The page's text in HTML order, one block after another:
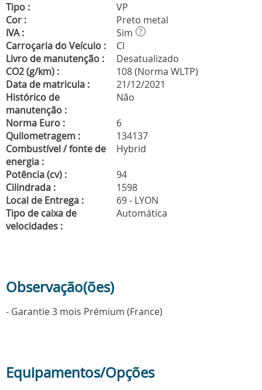
Tipo :
VP
Cor :
Preto metal
IVA :
Sim ?
Carroçaria do Veículo :
CI
Livro de manutenção :
Desatualizado
CO2 (g/km) :
108 (Norma WLTP)
Data de matricula :
21/12/2021
Histórico de
manutenção :
Não
Norma Euro :
6
Quilometragem :
134137
Combustível / fonte de
energia :
Hybrid
Potência (cv) :
94
Cilindrada :
1598
Local de Entrega :
69 - LYON
Tipo de caixa de
velocidades :
Automática
Observação(ões)
- Garantie 3 mois Prémium (France)
Equipamentos/Opções